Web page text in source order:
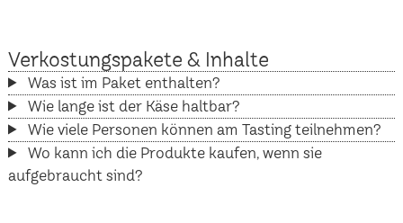
Verkostungspakete & Inhalte
Was ist im Paket enthalten?
Wie lange ist der Käse haltbar?
Wie viele Personen können am Tasting teilnehmen?
Wo kann ich die Produkte kaufen, wenn sie
aufgebraucht sind?